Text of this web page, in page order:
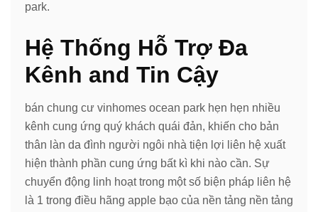
park.
Hệ Thống Hỗ Trợ Đa
Kênh and Tin Cậy
bán chung cư vinhomes ocean park hẹn hẹn nhiều
kênh cung ứng quý khách quái đản, khiến cho bản
thân làn da đình người ngôi nhà tiện lợi liên hệ xuất
hiện thành phần cung ứng bất kì khi nào cần. Sự
chuyển động linh hoạt trong một số biện pháp liên hệ
là 1 trong điều hãng apple bạo của nền tảng nền tảng